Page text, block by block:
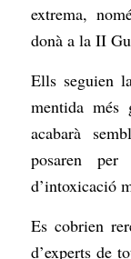
extrema,
donà a la II
Ells seguien
mentida més
acabarà
posaren
d’intoxicació
Es cobrien
d’experts de